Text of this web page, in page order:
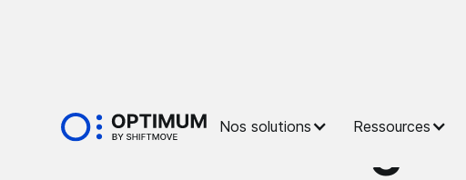
Nos solutions Ressources
Antidémarrage